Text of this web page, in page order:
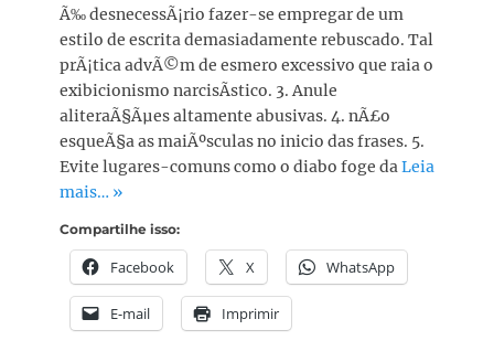
Ã‰ desnecessÃ¡rio fazer-se empregar de um
estilo de escrita demasiadamente rebuscado. Tal
prÃ¡tica advÃ©m de esmero excessivo que raia o
exibicionismo narcisÃ­stico. 3. Anule
aliteraÃ§Ãµes altamente abusivas. 4. nÃ£o
esqueÃ§a as maiÃºsculas no inicio das frases. 5.
Evite lugares-comuns como o diabo foge daLeia
mais… »
Compartilhe isso:
Facebook X WhatsApp
E-mail Imprimir